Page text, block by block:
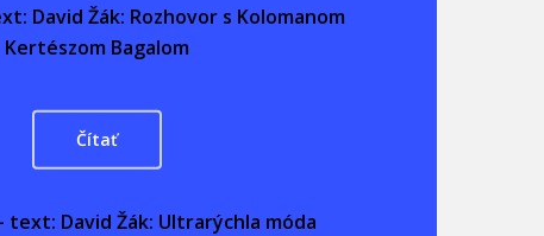
David Žák: Rozhovor s Kolomanom
Kertészom Bagalom
Čítať
text: David Žák: Ultrarýchla móda